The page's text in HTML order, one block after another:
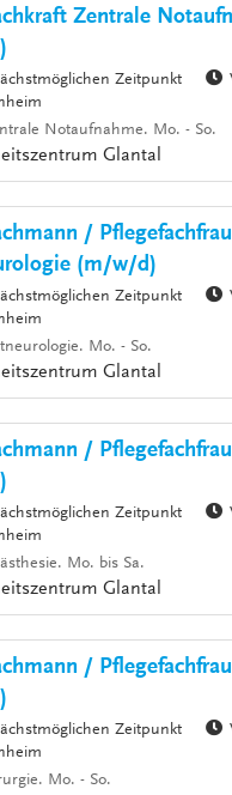
Zentrale
Zeitpunkt
Notaufnahme. Mo. - So.
Glantal
/ Pflegefachfrau
(m/w/d)
Zeitpunkt
Mo. - So.
Glantal
/
Zeitpunkt
Mo. bis Sa.
Glantal
/
Zeitpunkt
Mo. - So.